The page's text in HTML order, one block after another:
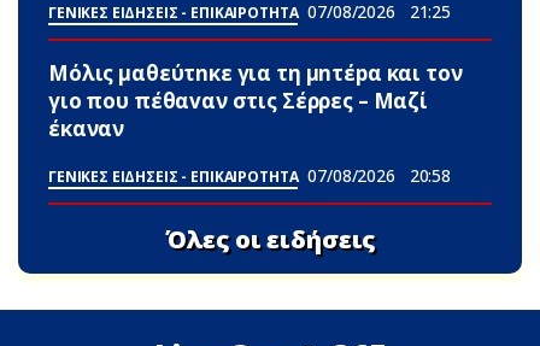
ΓΕΝΙΚΕΣ ΕΙΔΗΣΕΙΣ - ΕΠΙΚΑΙΡΟΤΗΤΑ 07/08/2026 21:25
Μόλις μαθεύτnκε για τη μnτέpα και τον
γιo που πέθαvαν στις Σέρρες – Μαζί
έκαναν
ΓΕΝΙΚΕΣ ΕΙΔΗΣΕΙΣ - ΕΠΙΚΑΙΡΟΤΗΤΑ 07/08/2026 20:58
Όλες οι ειδήσεις